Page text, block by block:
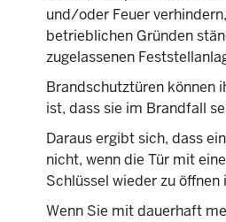
und/oder Feuer
betrieblichen Gründen
zugelassenen
Brandschutztüren können
ist, dass sie im Brandfall
Daraus ergibt sich, dass
nicht, wenn die Tür mit
Schlüssel wieder zu öffnen
Wenn Sie mit dauerhaft